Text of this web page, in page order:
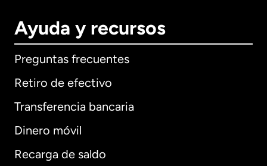
Ayuda y recursos
Preguntas frecuentes
Retiro de efectivo
Transferencia bancaria
Dinero móvil
Recarga de saldo